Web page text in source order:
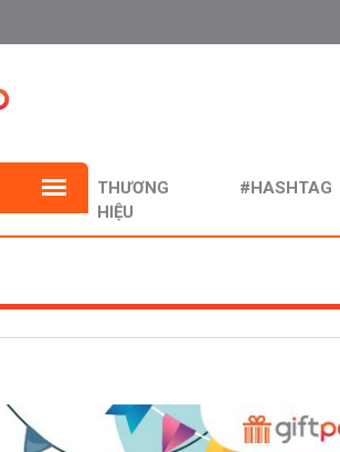
THƯƠNG
HIỆU
#HASHTAG